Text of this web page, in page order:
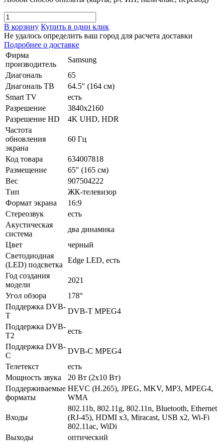
В корзину Купить в один клик
Не удалось определить ваш город для расчета доставки
Подробнее о доставке
Фирма
производитель
Samsung
Диагональ
65
Диагональ ТВ
64.5" (164 см)
Smart TV
есть
Разрешение
3840x2160
Разрешение HD
4K UHD, HDR
Частота
обновления
экрана
60 Гц
Код товара
634007818
Размещение
65" (165 см)
Вес
907504222
Тип
ЖК-телевизор
Формат экрана
16:9
Стереозвук
есть
Акустическая
система
два динамика
Цвет
черный
Светодиодная
(LED) подсветка
Edge LED, есть
Год создания
модели
2021
Угол обзора
178°
Поддержка DVB-
T
DVB-T MPEG4
Поддержка DVB-
T2
есть
Поддержка DVB-
C
DVB-C MPEG4
Телетекст
есть
Мощность звука
20 Вт (2х10 Вт)
Поддерживаемые
форматы
HEVC (H.265), JPEG, MKV, MP3, MPEG4,
WMA
Входы
802.11b, 802.11g, 802.11n, Bluetooth, Ethernet
(RJ-45), HDMI x3, Miracast, USB x2, Wi-Fi
802.11ac, WiDi
Выходы
оптический